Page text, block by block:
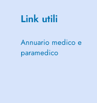
Link utili
Annuario medico e
paramedico